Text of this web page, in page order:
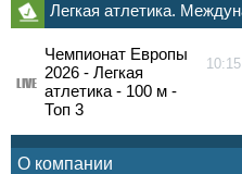
Легкая атлетика.
Чемпионат Европы
2026 - Легкая
атлетика - 100 м -
Топ 3
LIVE
О компании